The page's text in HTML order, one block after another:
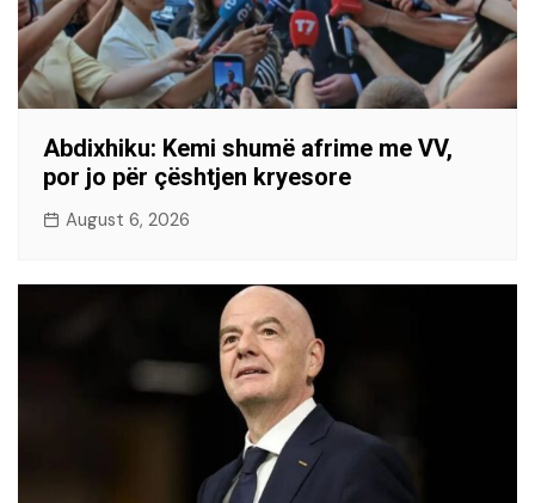
Abdixhiku: Kemi shumë afrime me VV,
por jo për çështjen kryesore
August 6, 2026